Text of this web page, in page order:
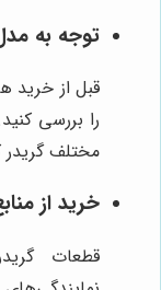
توجه به
قبل از خرید
را بررسی
مختلف
خرید از
قطعات